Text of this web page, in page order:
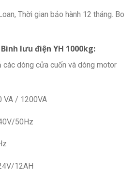
Thời gian bảo hành 12 tháng. Bo
lưu điện YH 1000kg:
dòng cửa cuốn và dòng motor
VA / 1200VA
50Hz
12AH